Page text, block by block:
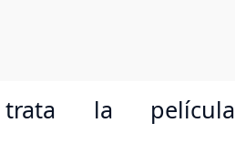
la película